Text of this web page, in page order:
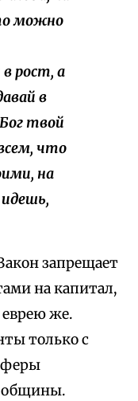
можно
рост, а
в
твой
что
на
запрещает
на капитал,
еврею же.
только с
общины.